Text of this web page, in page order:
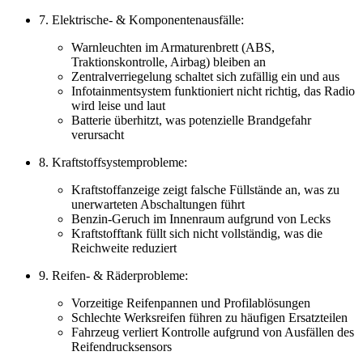
7. Elektrische- & Komponentenausfälle:
Warnleuchten im Armaturenbrett (ABS,
Traktionskontrolle, Airbag) bleiben an
Zentralverriegelung schaltet sich zufällig ein und aus
Infotainmentsystem funktioniert nicht richtig, das Radio
wird leise und laut
Batterie überhitzt, was potenzielle Brandgefahr
verursacht
8. Kraftstoffsystemprobleme:
Kraftstoffanzeige zeigt falsche Füllstände an, was zu
unerwarteten Abschaltungen führt
Benzin-Geruch im Innenraum aufgrund von Lecks
Kraftstofftank füllt sich nicht vollständig, was die
Reichweite reduziert
9. Reifen- & Räderprobleme:
Vorzeitige Reifenpannen und Profilablösungen
Schlechte Werksreifen führen zu häufigen Ersatzteilen
Fahrzeug verliert Kontrolle aufgrund von Ausfällen des
Reifendrucksensors